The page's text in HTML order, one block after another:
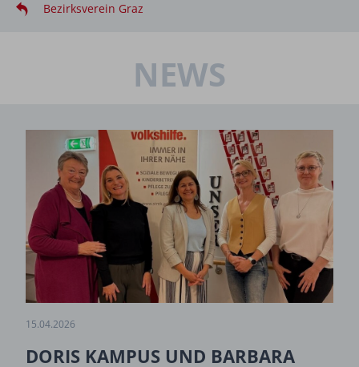
Bezirksverein Graz
NEWS
15.04.2026
DORIS KAMPUS UND BARBARA